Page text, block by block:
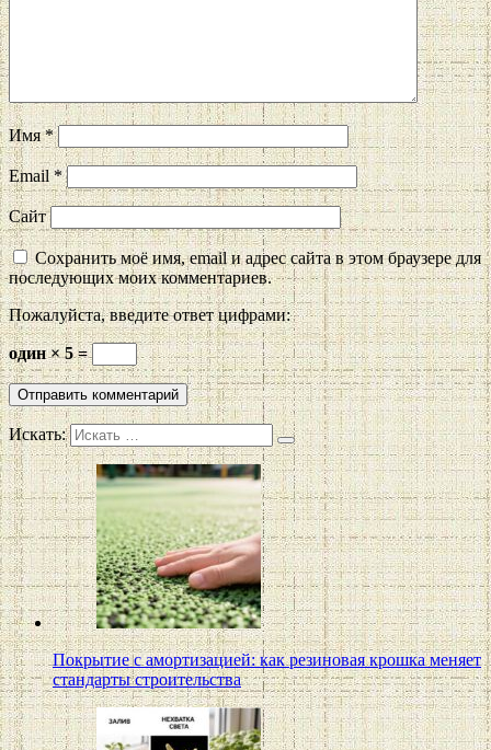
Имя*
Email*
Сайт
Сохранить моё имя, email и адрес сайта в этом браузере для
последующих моих комментариев.
Пожалуйста, введите ответ цифрами:
один × 5 =
Искать:
Покрытие с амортизацией: как резиновая крошка меняет
стандарты строительства